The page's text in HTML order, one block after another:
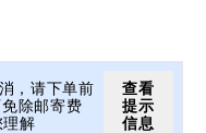
，请下单前
除邮寄费
解
查看
提示
信息